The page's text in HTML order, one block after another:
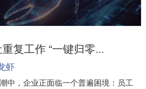
复工作 “一键归零...
虾
，企业正面临一个普遍困境：员工